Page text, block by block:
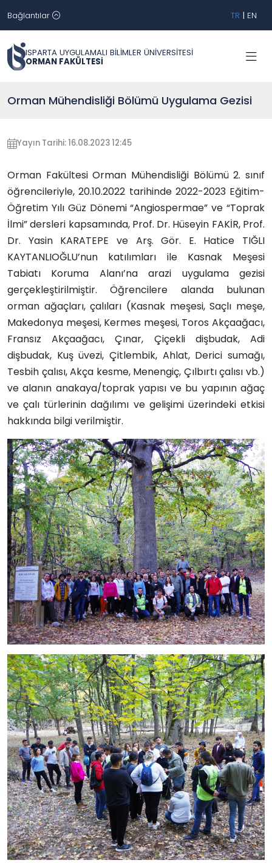
Bağlantılar TR | EN
ISPARTA UYGULAMALI BİLİMLER ÜNİVERSİTESİ
ORMAN FAKÜLTESİ
Orman Mühendisliği Bölümü Uygulama Gezisi
Yayın Tarihi: 16.08.2023 12:45
Orman Fakültesi Orman Mühendisliği Bölümü 2. sınıf
öğrencileriyle, 20.10.2022 tarihinde 2022-2023 Eğitim-
Öğretim Yılı Güz Dönemi “Angiospermae” ve “Toprak
İlmi” dersleri kapsamında, Prof. Dr. Hüseyin FAKİR, Prof.
Dr. Yasin KARATEPE ve Arş. Gör. E. Hatice TIĞLI
KAYTANLIOĞLU’nun katılımları ile Kasnak Meşesi
Tabiatı Koruma Alanı’na arazi uygulama gezisi
gerçekleştirilmiştir. Öğrencilere alanda bulunan
orman ağaçları, çalıları (Kasnak meşesi, Saçlı meşe,
Makedonya meşesi, Kermes meşesi, Toros Akçaağacı,
Fransız Akçaağacı, Çınar, Çiçekli dişbudak, Adi
dişbudak, Kuş üvezi, Çitlembik, Ahlat, Derici sumağı,
Tesbih çalısı, Akça kesme, Menengiç, Çılbırtı çalısı vb.)
ve alanın anakaya/toprak yapısı ve bu yapının ağaç
ve çalı türlerinin dağılımı ve gelişimi üzerindeki etkisi
hakkında bilgi verilmiştir.